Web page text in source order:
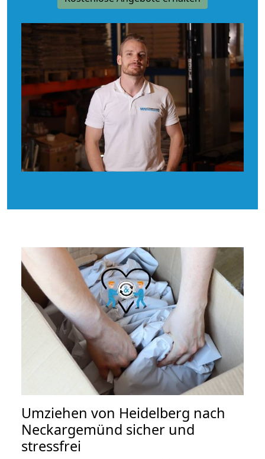
Umziehen von Heidelberg nach
Neckargemünd sicher und
stressfrei